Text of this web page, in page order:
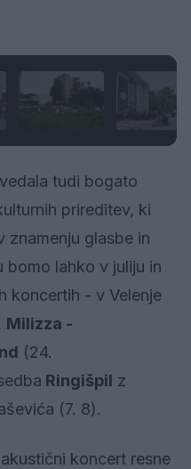
tudi bogato
prireditev, ki
znamenju glasbe in
bomo lahko v juliju in
koncertih - v Velenje
Milizza -
(24.
Ringišpil z
(7. 8).
koncert resne